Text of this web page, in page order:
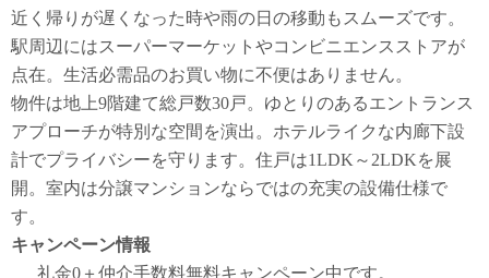
近く帰りが遅くなった時や雨の日の移動もスムーズです。
駅周辺にはスーパーマーケットやコンビニエンスストアが
点在。生活必需品のお買い物に不便はありません。
物件は地上9階建て総戸数30戸。ゆとりのあるエントランス
アプローチが特別な空間を演出。ホテルライクな内廊下設
計でプライバシーを守ります。住戸は1LDK～2LDKを展
開。室内は分譲マンションならではの充実の設備仕様で
す。
キャンペーン情報
礼金0 ＋仲介手数料無料キャンペーン中です。